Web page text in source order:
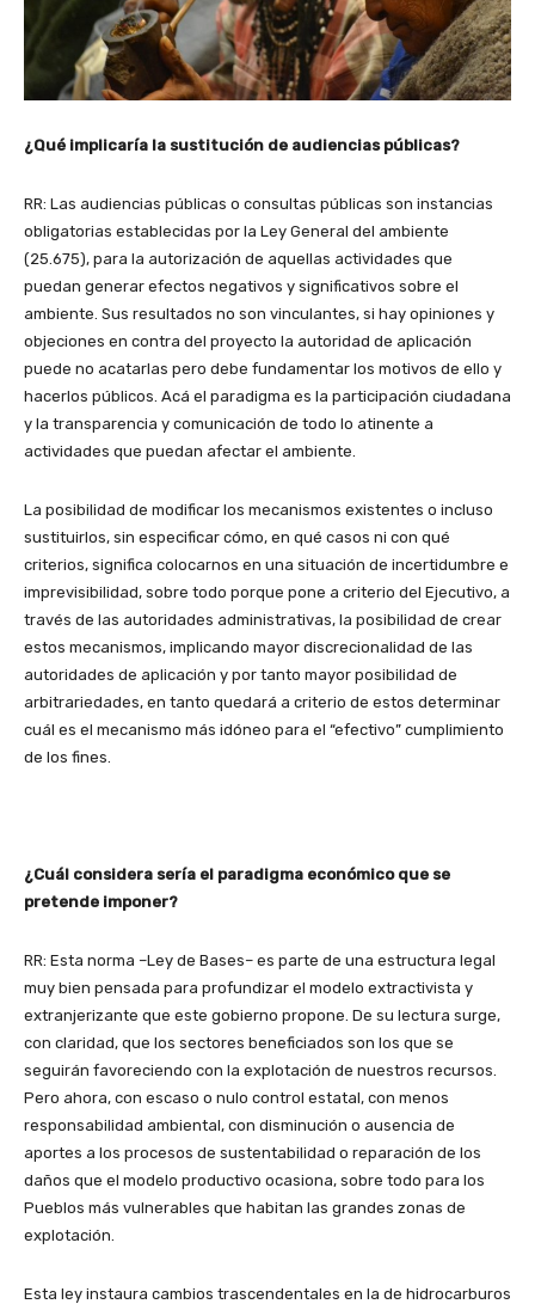
¿Qué implicaría la sustitución de audiencias públicas?
RR: Las audiencias públicas o consultas públicas son instancias
obligatorias establecidas por la Ley General del ambiente
(25.675), para la autorización de aquellas actividades que
puedan generar efectos negativos y significativos sobre el
ambiente. Sus resultados no son vinculantes, si hay opiniones y
objeciones en contra del proyecto la autoridad de aplicación
puede no acatarlas pero debe fundamentar los motivos de ello y
hacerlos públicos. Acá el paradigma es la participación ciudadana
y la transparencia y comunicación de todo lo atinente a
actividades que puedan afectar el ambiente.
La posibilidad de modificar los mecanismos existentes o incluso
sustituirlos, sin especificar cómo, en qué casos ni con qué
criterios, significa colocarnos en una situación de incertidumbre e
imprevisibilidad, sobre todo porque pone a criterio del Ejecutivo, a
través de las autoridades administrativas, la posibilidad de crear
estos mecanismos, implicando mayor discrecionalidad de las
autoridades de aplicación y por tanto mayor posibilidad de
arbitrariedades, en tanto quedará a criterio de estos determinar
cuál es el mecanismo más idóneo para el “efectivo” cumplimiento
de los fines.
¿Cuál considera sería el paradigma económico que se
pretende imponer?
RR: Esta norma –Ley de Bases– es parte de una estructura legal
muy bien pensada para profundizar el modelo extractivista y
extranjerizante que este gobierno propone. De su lectura surge,
con claridad, que los sectores beneficiados son los que se
seguirán favoreciendo con la explotación de nuestros recursos.
Pero ahora, con escaso o nulo control estatal, con menos
responsabilidad ambiental, con disminución o ausencia de
aportes a los procesos de sustentabilidad o reparación de los
daños que el modelo productivo ocasiona, sobre todo para los
Pueblos más vulnerables que habitan las grandes zonas de
explotación.
Esta ley instaura cambios trascendentales en la de hidrocarburos